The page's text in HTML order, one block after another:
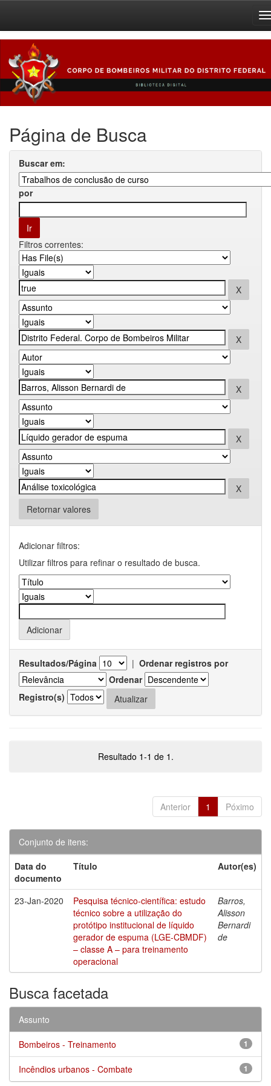
navigation
Página de Busca
Buscar em:
por
Filtros correntes:
Retornar valores
Adicionar filtros:
Utilizar filtros para refinar o resultado de busca.
Resultados/Página | Ordenar registros por
Ordenar
Registro(s)
Resultado 1-1 de 1.
Anterior 1 Póximo
Conjunto de itens:
Data do
documento
Título Autor(es)
23-Jan-2020
Pesquisa técnico-científica: estudo
técnico sobre a utilização do
protótipo institucional de líquido
gerador de espuma (LGE-CBMDF)
– classe A – para treinamento
operacional
Barros,
Alisson
Bernardi
de
Busca facetada
Assunto
1
Bombeiros - Treinamento
1
Incêndios urbanos - Combate